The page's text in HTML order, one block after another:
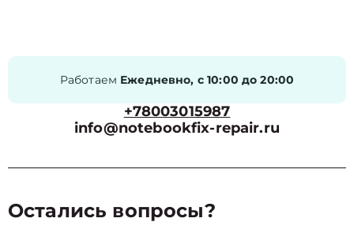
Работаем Ежедневно, с 10:00 до 20:00
+78003015987
info@notebookfix-repair.ru
Остались вопросы?